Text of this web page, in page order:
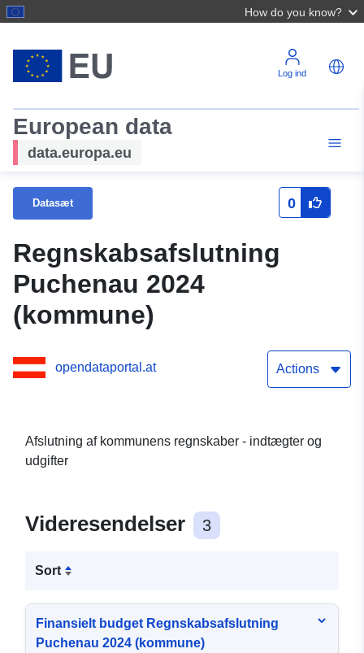
How do you know?
Log ind
European data
data.europa.eu
Datasæt 0
Regnskabsafslutning
Puchenau 2024
(kommune)
opendataportal.at Actions
Afslutning af kommunens regnskaber - indtægter og
udgifter
Videresendelser 3
Sort
Finansielt budget Regnskabsafslutning
Puchenau 2024 (kommune)